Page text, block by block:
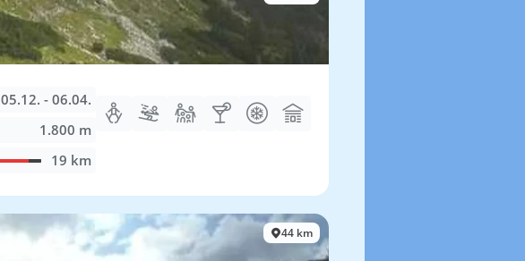
05.12. - 06.04.
1.800 m
19 km
44 km